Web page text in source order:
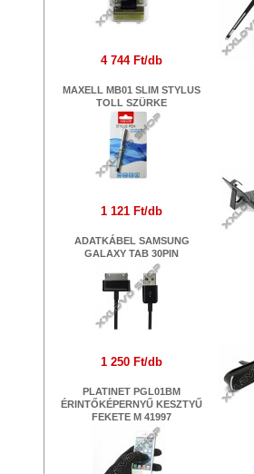
4 744 Ft/db
MAXELL MB01 SLIM STYLUS
TOLL SZÜRKE
1 121 Ft/db
ADATKÁBEL SAMSUNG
GALAXY TAB 30PIN
1 250 Ft/db
PLATINET PGL01BM
ÉRINTŐKÉPERNYŰ KESZTYŰ
FEKETE M 41997